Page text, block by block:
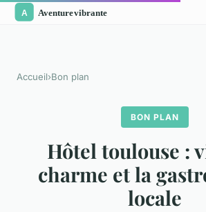
Accueil›Bon plan
BON PLAN
Hôtel toulouse :
charme et la
locale